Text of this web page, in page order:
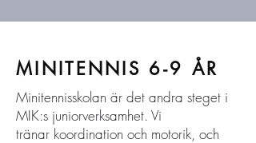
MINITENNIS 6-9 ÅR
Minitennisskolan är det andra steget i
MIK:s juniorverksamhet. Vi
tränar koordination och motorik, och